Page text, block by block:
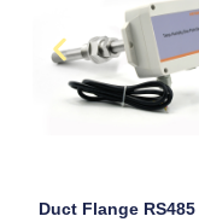
Duct Flange